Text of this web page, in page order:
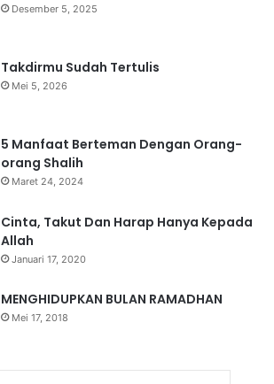
Desember 5, 2025
Takdirmu Sudah Tertulis
Mei 5, 2026
5 Manfaat Berteman Dengan Orang-
orang Shalih
Maret 24, 2024
Cinta, Takut Dan Harap Hanya Kepada
Allah
Januari 17, 2020
MENGHIDUPKAN BULAN RAMADHAN
Mei 17, 2018